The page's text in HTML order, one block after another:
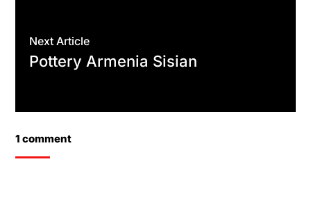
Next Article
Pottery Armenia Sisian
1 comment